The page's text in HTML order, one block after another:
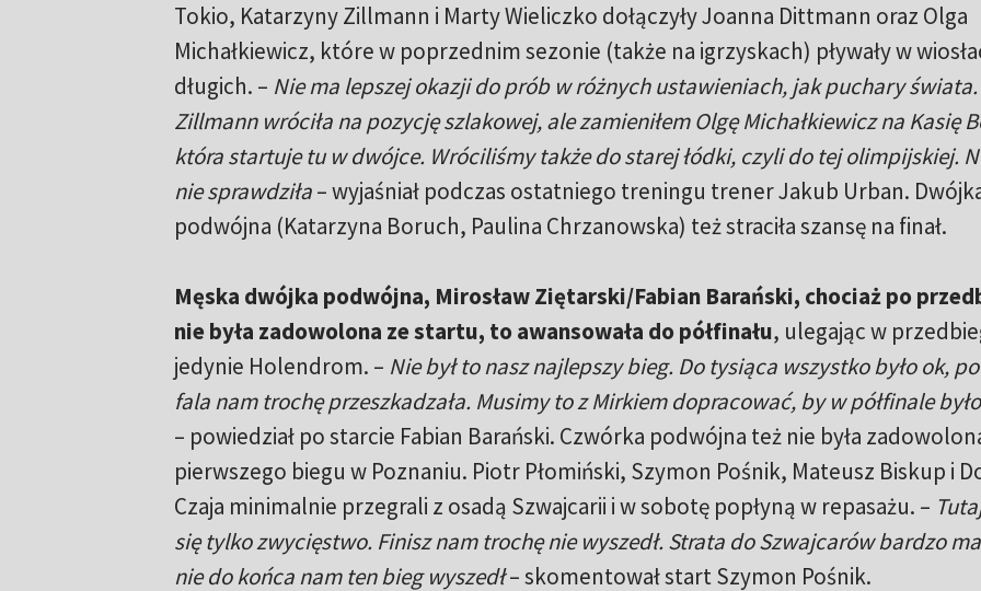
Tokio, Katarzyny Zillmann i Marty Wieliczko dołączyły Joanna Dittmann oraz Olga
Michałkiewicz, które w poprzednim sezonie (także na igrzyskach) pływały w
długich. – Nie ma lepszej okazji do prób w różnych ustawieniach, jak puchary
Zillmann wróciła na pozycję szlakowej, ale zamieniłem Olgę Michałkiewicz na Kasię
która startuje tu w dwójce. Wróciliśmy także do starej łódki, czyli do tej olimpijskiej.
nie sprawdziła– wyjaśniał podczas ostatniego treningu trener Jakub Urban.
podwójna (Katarzyna Boruch, Paulina Chrzanowska) też straciła szansę na finał.
Męska dwójka podwójna, Mirosław Ziętarski/Fabian Barański, chociaż po
nie była zadowolona ze startu, to awansowała do półfinału, ulegając w
jedynie Holendrom. – Nie był to nasz najlepszy bieg. Do tysiąca wszystko było ok,
fala nam trochę przeszkadzała. Musimy to z Mirkiem dopracować, by w półfinale
– powiedział po starcie Fabian Barański. Czwórka podwójna też nie była
pierwszego biegu w Poznaniu. Piotr Płomiński, Szymon Pośnik, Mateusz Biskup i
Czaja minimalnie przegrali z osadą Szwajcarii i w sobotę popłyną w repasażu. –
się tylko zwycięstwo. Finisz nam trochę nie wyszedł. Strata do Szwajcarów bardzo
nie do końca nam ten bieg wyszedł– skomentował start Szymon Pośnik.